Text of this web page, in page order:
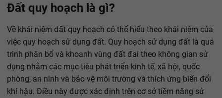
Đất quy hoạch là gì?
Về khái niệm đất quy hoạch có thể hiểu theo khái niệm của
việc quy hoạch sử dụng đất. Quy hoạch sử dụng đất là quá
trình phân bổ và khoanh vùng đất đai theo không gian sử
dụng nhằm các mục tiêu phát triển kinh tế, xã hội, quốc
phòng, an ninh và bảo vệ môi trường và thích ứng biến đổi
khí hậu. Điều này được xác định trên cơ sở tiềm năng sử